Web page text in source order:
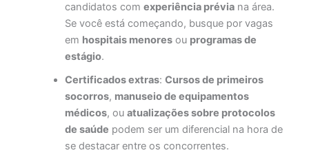
candidatos com experiência préviana área.
Se você está começando, busque por vagas
em hospitais menoresou programas de
estágio.
Certificados extras: Cursos de primeiros
socorros, manuseio de equipamentos
médicos, ou atualizações sobre protocolos
de saúde podem ser um diferencial na hora de
se destacar entre os concorrentes.